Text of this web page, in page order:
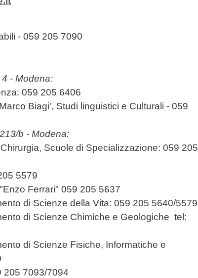
- 059 205 7090
- Modena:
059 205 6406
Biagi', Studi linguistici e Culturali - 059
b - Modena:
Scuole di Specializzazione: 059 205
5579
Ferrari" 059 205 5637
di Scienze della Vita: 059 205 5640/5579
di Scienze Chimiche e Geologiche tel:
di Scienze Fisiche, Informatiche e
205 7093/7094